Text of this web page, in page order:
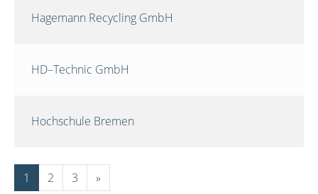
Hagemann Recycling GmbH
HD–Technic GmbH
Hochschule Bremen
1 2 3 »